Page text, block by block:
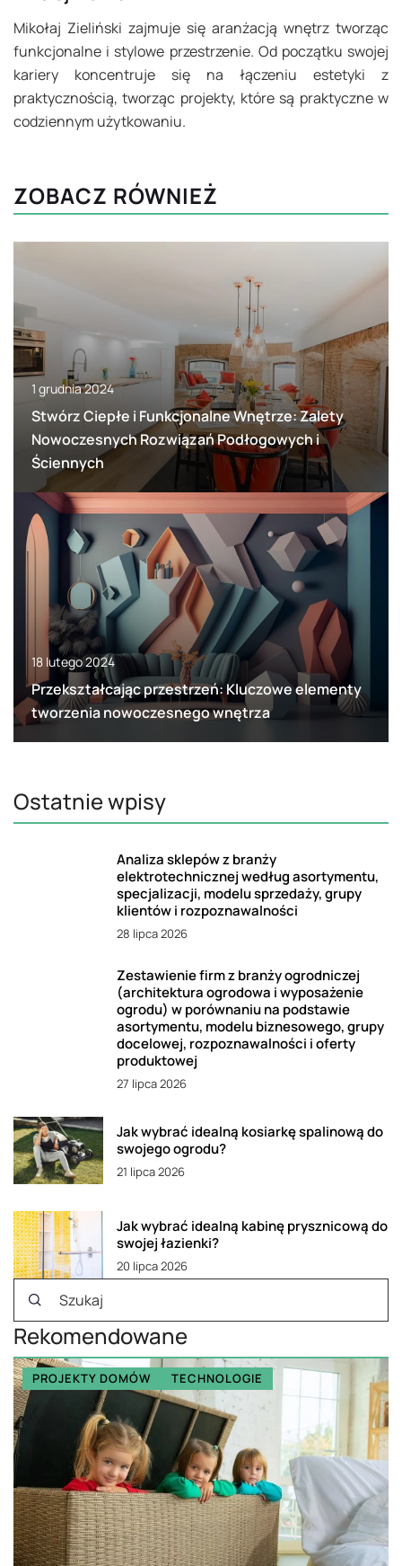
Mikołaj Zieliński zajmuje się aranżacją wnętrz tworząc
funkcjonalne i stylowe przestrzenie. Od początku swojej
kariery koncentruje się na łączeniu estetyki z
praktycznością, tworząc projekty, które są praktyczne w
codziennym użytkowaniu.
ZOBACZ RÓWNIEŻ
1 grudnia 2024
Stwórz Ciepłe i Funkcjonalne Wnętrze: Zalety
Nowoczesnych Rozwiązań Podłogowych i
Ściennych
18 lutego 2024
Przekształcając przestrzeń: Kluczowe elementy
tworzenia nowoczesnego wnętrza
Ostatnie wpisy
Analiza sklepów z branży
elektrotechnicznej według asortymentu,
specjalizacji, modelu sprzedaży, grupy
klientów i rozpoznawalności
28 lipca 2026
Zestawienie firm z branży ogrodniczej
(architektura ogrodowa i wyposażenie
ogrodu) w porównaniu na podstawie
asortymentu, modelu biznesowego, grupy
docelowej, rozpoznawalności i oferty
produktowej
27 lipca 2026
Jak wybrać idealną kosiarkę spalinową do
swojego ogrodu?
21 lipca 2026
Jak wybrać idealną kabinę prysznicową do
swojej łazienki?
20 lipca 2026
Rekomendowane
PROJEKTY DOMÓW TECHNOLOGIE